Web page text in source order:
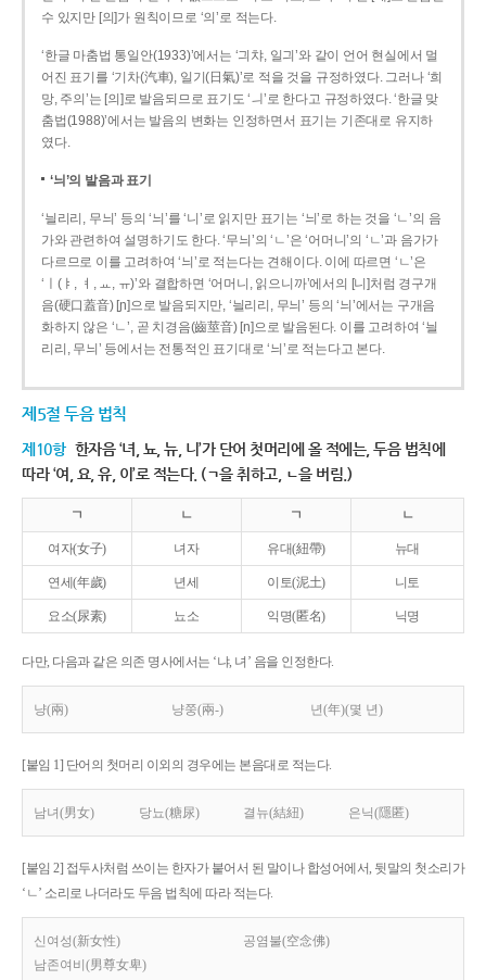
수 있지만 [의]가 원칙이므로 ‘의’로 적는다.
‘한글 마춤법 통일안(1933)’에서는 ‘긔챠, 일긔’와 같이 언어 현실에서 멀
어진 표기를 ‘기차(汽車), 일기(日氣)’로 적을 것을 규정하였다. 그러나 ‘희
망, 주의’는 [의]로 발음되므로 표기도 ‘ㅢ’로 한다고 규정하였다. ‘한글 맞
춤법(1988)’에서는 발음의 변화는 인정하면서 표기는 기존대로 유지하
였다.
‘늬’의 발음과 표기
‘늴리리, 무늬’ 등의 ‘늬’를 ‘니’로 읽지만 표기는 ‘늬’로 하는 것을 ‘ㄴ’의 음
가와 관련하여 설명하기도 한다. ‘무늬’의 ‘ㄴ’은 ‘어머니’의 ‘ㄴ’과 음가가
다르므로 이를 고려하여 ‘늬’로 적는다는 견해이다. 이에 따르면 ‘ㄴ’은
‘ㅣ(ㅑ, ㅕ, ㅛ, ㅠ)’와 결합하면 ‘어머니, 읽으니까’에서의 [니]처럼 경구개
음(硬口蓋音) [ɲ]으로 발음되지만, ‘늴리리, 무늬’ 등의 ‘늬’에서는 구개음
화하지 않은 ‘ㄴ’, 곧 치경음(齒莖音) [n]으로 발음된다. 이를 고려하여 ‘늴
리리, 무늬’ 등에서는 전통적인 표기대로 ‘늬’로 적는다고 본다.
제5절 두음 법칙
제10항 한자음 ‘녀, 뇨, 뉴, 니’가 단어 첫머리에 올 적에는, 두음 법칙에
따라 ‘여, 요, 유, 이’로 적는다. (ㄱ을 취하고, ㄴ을 버림.)
ㄱ ㄴ ㄱ ㄴ
여자(女子) 녀자 유대(紐帶) 뉴대
연세(年歲) 년세 이토(泥土) 니토
요소(尿素) 뇨소 익명(匿名) 닉명
다만, 다음과 같은 의존 명사에서는 ‘냐, 녀’ 음을 인정한다.
냥(兩) 냥쭝(兩-) 년(年)(몇 년)
[붙임 1] 단어의 첫머리 이외의 경우에는 본음대로 적는다.
남녀(男女) 당뇨(糖尿) 결뉴(結紐) 은닉(隱匿)
[붙임 2] 접두사처럼 쓰이는 한자가 붙어서 된 말이나 합성어에서, 뒷말의 첫소리가
‘ㄴ’ 소리로 나더라도 두음 법칙에 따라 적는다.
신여성(新女性)
공염불(空念佛)
남존여비(男尊女卑)